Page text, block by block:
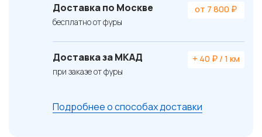
Доставка по Москве
бесплатно от фуры
от 7 800 ₽
Доставка за МКАД
при заказе от фуры
+ 40 ₽ / 1 км
Подробнее о способах доставки